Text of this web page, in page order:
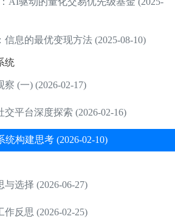
信息的最优变现方法 (2025-08-10)
统
察 (一) (2026-02-17)
交平台深度探索 (2026-02-16)
统构建思考 (2026-02-10)
选择 (2026-06-27)
反思 (2026-02-25)